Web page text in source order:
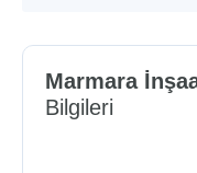
Marmara
Bilgileri